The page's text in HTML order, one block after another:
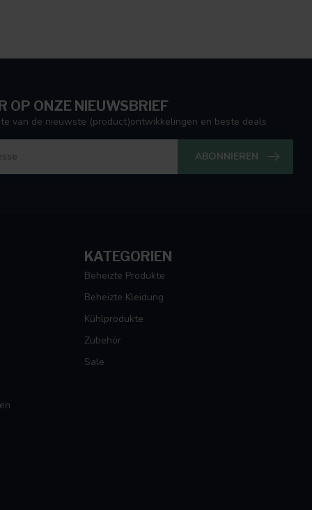
OP ONZE NIEUWSBRIEF
van de nieuwste (product)ontwikkelingen en beste deals
ABONNIEREN
KATEGORIEN
Beheizte Produkte
Beheizte Kleidung
Kühlprodukte
Zubehör
Sale